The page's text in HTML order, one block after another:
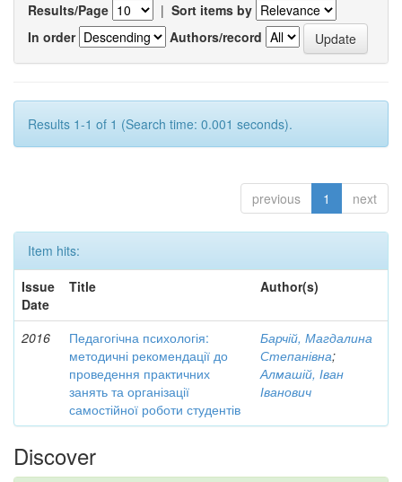
Results/Page | Sort items by
In order
Authors/record
Results 1-1 of 1 (Search time: 0.001 seconds).
previous 1 next
Item hits:
Issue
Date
Title Author(s)
2016
Педагогічна психологія:
методичні рекомендації до
проведення практичних
занять та організації
самостійної роботи студентів
Барчій, Магдалина
Степанівна;
Алмашій, Іван
Іванович
Discover